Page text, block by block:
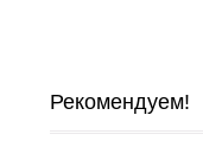
Рекомендуем!